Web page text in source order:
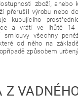
zboží, anebo
přerušil výrobu nebo
kupujícího
a vrátí ve lhůtě
smlouvy všechny
od něho na
způsobem
Z